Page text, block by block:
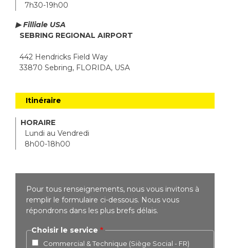
7h30-19h00
▶ Filliale USA
SEBRING REGIONAL AIRPORT
442 Hendricks Field Way
33870 Sebring, FLORIDA, USA
Itinéraire
HORAIRE
Lundi au Vendredi
8h00-18h00
Pour tous renseignements, nous vous invitons à
remplir le formulaire ci-dessous. Nous vous
répondrons dans les plus brefs délais.
Choisir le service
Commercial & Technique (Siège Social - FR)